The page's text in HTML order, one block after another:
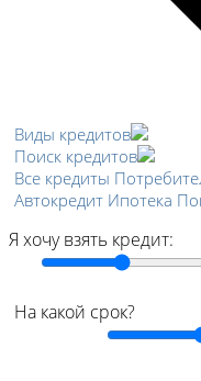
Виды кредитов
Поиск кредитов
Все кредиты
Автокредит Ипотека
Я хочу взять кредит:
На какой срок?